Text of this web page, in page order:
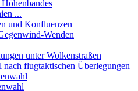
...
und Konfluenzen
Wenden
unter Wolkenstraßen
nach flugtaktischen Überlegungen